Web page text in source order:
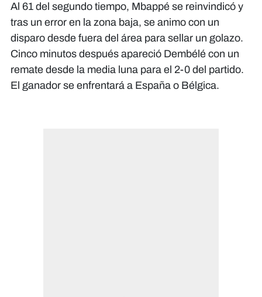
Al 61 del segundo tiempo, Mbappé se reinvindicó y
tras un error en la zona baja, se animo con un
disparo desde fuera del área para sellar un golazo.
Cinco minutos después apareció Dembélé con un
remate desde la media luna para el 2-0 del partido.
El ganador se enfrentará a España o Bélgica.